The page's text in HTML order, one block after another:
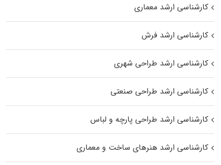
کارشناسی ارشد معماری
کارشناسی ارشد فرش
کارشناسی ارشد طراحی شهری
کارشناسی ارشد طراحی صنعتی
کارشناسی ارشد طراحی پارچه و لباس
کارشناسی ارشد هنرهای ساخت و معماری